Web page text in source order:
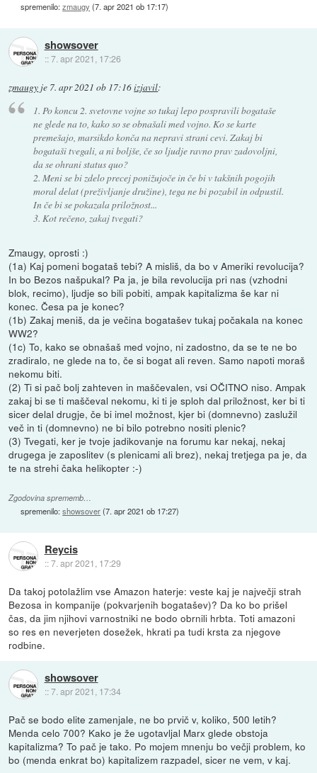
spremenilo:zmaugy (7. apr 2021 ob 17:17)
showsover
::7. apr 2021, 17:26
zmaugy je 7. apr 2021 ob 17:16izjavil:
1. Po koncu 2. svetovne vojne so tukaj lepo pospravili bogataše
ne glede na to, kako so se obnašali med vojno. Ko se karte
premešajo, marsikdo konča na nepravi strani cevi. Zakaj bi
bogataši tvegali, a ni boljše, če so ljudje ravno prav zadovoljni,
da se ohrani status quo?
2. Meni se bi zdelo precej ponižujoče in če bi v takšnih pogojih
moral delat (preživljanje družine), tega ne bi pozabil in odpustil.
In če bi se pokazala priložnost...
3. Kot rečeno, zakaj tvegati?
Zmaugy, oprosti :)
(1a) Kaj pomeni bogataš tebi? A misliš, da bo v Ameriki revolucija?
In bo Bezos našpukal? Pa ja, je bila revolucija pri nas (vzhodni
blok, recimo), ljudje so bili pobiti, ampak kapitalizma še kar ni
konec. Česa pa je konec?
(1b) Zakaj meniš, da je večina bogatašev tukaj počakala na konec
WW2?
(1c) To, kako se obnašaš med vojno, ni zadostno, da se te ne bo
zradiralo, ne glede na to, če si bogat ali reven. Samo napoti moraš
nekomu biti.
(2) Ti si pač bolj zahteven in maščevalen, vsi OČITNO niso. Ampak
zakaj bi se ti maščeval nekomu, ki ti je sploh dal priložnost, ker bi ti
sicer delal drugje, če bi imel možnost, kjer bi (domnevno) zaslužil
več in ti (domnevno) ne bi bilo potrebno nositi plenic?
(3) Tvegati, ker je tvoje jadikovanje na forumu kar nekaj, nekaj
drugega je zaposlitev (s plenicami ali brez), nekaj tretjega pa je, da
te na strehi čaka helikopter :-)
Zgodovina sprememb…
spremenilo:showsover(7. apr 2021 ob 17:27)
Reycis
::7. apr 2021, 17:29
Da takoj potolažlim vse Amazon haterje: veste kaj je največji strah
Bezosa in kompanije (pokvarjenih bogatašev)? Da ko bo prišel
čas, da jim njihovi varnostniki ne bodo obrnili hrbta. Toti amazoni
so res en neverjeten dosežek, hkrati pa tudi krsta za njegove
rodbine.
showsover
::7. apr 2021, 17:34
Pač se bodo elite zamenjale, ne bo prvič v, koliko, 500 letih?
Menda celo 700? Kako je že ugotavljal Marx glede obstoja
kapitalizma? To pač je tako. Po mojem mnenju bo večji problem, ko
bo (menda enkrat bo) kapitalizem razpadel, sicer ne vem, v kaj.